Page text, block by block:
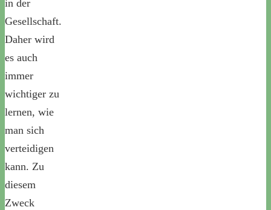
in der
Gesellschaft.
Daher wird
es auch
immer
wichtiger zu
lernen, wie
man sich
verteidigen
kann. Zu
diesem
Zweck